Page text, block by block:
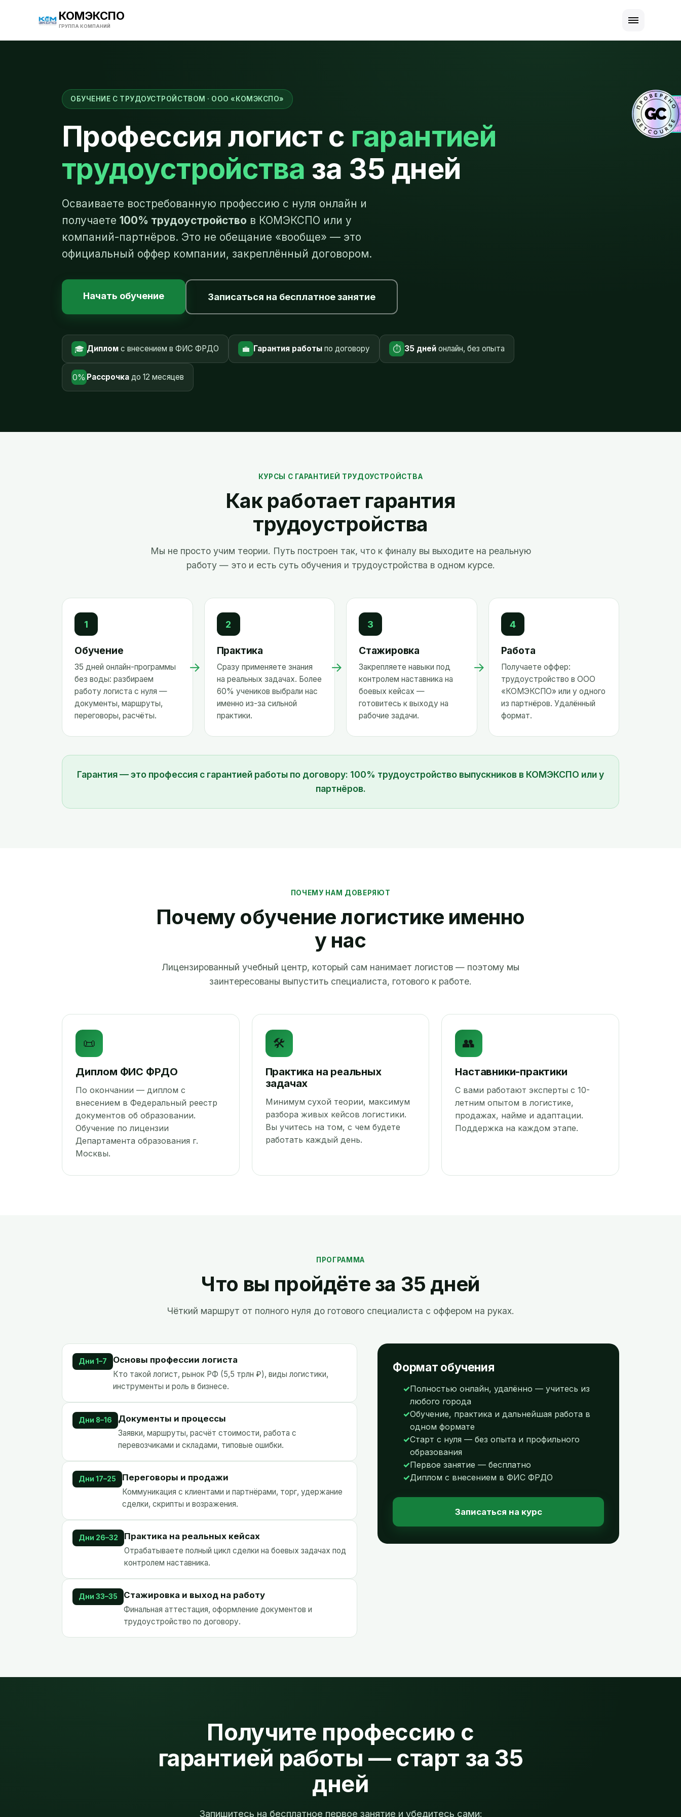
КОМЭКСПО
ГРУППА КОМПАНИЙ
ОБУЧЕНИЕ С ТРУДОУСТРОЙСТВОМ · ООО «КОМЭКСПО»
Профессия логист с гарантией
трудоустройства за 35 дней
Осваиваете востребованную профессию с нуля онлайн и
получаете 100% трудоустройство в КОМЭКСПО или у
компаний-партнёров. Это не обещание «вообще» — это
официальный оффер компании, закреплённый договором.
Начать обучение Записаться на бесплатное занятие
🎓 Диплом с внесением в ФИС ФРДО 💼 Гарантия работы по договору ⏱️ 35 дней онлайн, без опыта
0% Рассрочка до 12 месяцев
КУРСЫ С ГАРАНТИЕЙ ТРУДОУСТРОЙСТВА
Как работает гарантия
трудоустройства
Мы не просто учим теории. Путь построен так, что к финалу вы выходите на реальную
работу — это и есть суть обучения и трудоустройства в одном курсе.
1
Обучение
35 дней онлайн-программы
без воды: разбираем
работу логиста с нуля —
документы, маршруты,
переговоры, расчёты.
→
2
Практика
Сразу применяете знания
на реальных задачах. Более
60% учеников выбрали нас
именно из-за сильной
практики.
→
3
Стажировка
Закрепляете навыки под
контролем наставника на
боевых кейсах —
готовитесь к выходу на
рабочие задачи.
→
4
Работа
Получаете оффер:
трудоустройство в ООО
«КОМЭКСПО» или у одного
из партнёров. Удалённый
формат.
Гарантия — это профессия с гарантией работы по договору: 100% трудоустройство выпускников в КОМЭКСПО или у
партнёров.
ПОЧЕМУ НАМ ДОВЕРЯЮТ
Почему обучение логистике именно
у нас
Лицензированный учебный центр, который сам нанимает логистов — поэтому мы
заинтересованы выпустить специалиста, готового к работе.
📜
Диплом ФИС ФРДО
По окончании — диплом с
внесением в Федеральный реестр
документов об образовании.
Обучение по лицензии
Департамента образования г.
Москвы.
🛠️
Практика на реальных
задачах
Минимум сухой теории, максимум
разбора живых кейсов логистики.
Вы учитесь на том, с чем будете
работать каждый день.
👥
Наставники-практики
С вами работают эксперты с 10-
летним опытом в логистике,
продажах, найме и адаптации.
Поддержка на каждом этапе.
ПРОГРАММА
Что вы пройдёте за 35 дней
Чёткий маршрут от полного нуля до готового специалиста с оффером на руках.
Дни 1–7 Основы профессии логиста
Кто такой логист, рынок РФ (5,5 трлн ₽), виды логистики,
инструменты и роль в бизнесе.
Дни 8–16 Документы и процессы
Заявки, маршруты, расчёт стоимости, работа с
перевозчиками и складами, типовые ошибки.
Дни 17–25 Переговоры и продажи
Коммуникация с клиентами и партнёрами, торг, удержание
сделки, скрипты и возражения.
Дни 26–32 Практика на реальных кейсах
Отрабатываете полный цикл сделки на боевых задачах под
контролем наставника.
Дни 33–35 Стажировка и выход на работу
Финальная аттестация, оформление документов и
трудоустройство по договору.
Формат обучения
Полностью онлайн, удалённо — учитесь из
любого города
Обучение, практика и дальнейшая работа в
одном формате
Старт с нуля — без опыта и профильного
образования
Первое занятие — бесплатно
Диплом с внесением в ФИС ФРДО
Записаться на курс
Получите профессию с
гарантией работы — старт за 35
дней
Запишитесь на бесплатное первое занятие и убедитесь сами: